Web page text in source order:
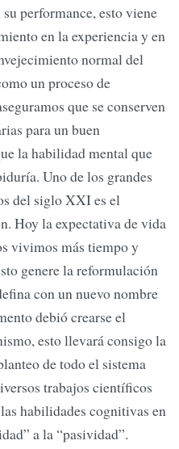
performance, esto viene
en la experiencia y en
normal del
un proceso de
que se conserven
para un buen
la habilidad mental que
Uno de los grandes
del siglo XXI es el
Hoy la expectativa de vida
vivimos más tiempo y
genere la reformulación
con un nuevo nombre
debió crearse el
esto llevará consigo la
de todo el sistema
trabajos científicos
habilidades cognitivas en
a la “pasividad”.